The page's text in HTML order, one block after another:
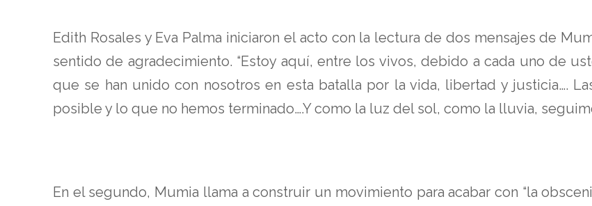
Edith Rosales y Eva Palma iniciaron el acto con la lectura de dos mensajes de
sentido de agradecimiento. “Estoy aquí, entre los vivos, debido a cada uno de
que se han unido con nosotros en esta batalla por la vida, libertad y justicia….
posible y lo que no hemos terminado….Y como la luz del sol, como la lluvia,
En el segundo, Mumia llama a construir un movimiento para acabar con “la